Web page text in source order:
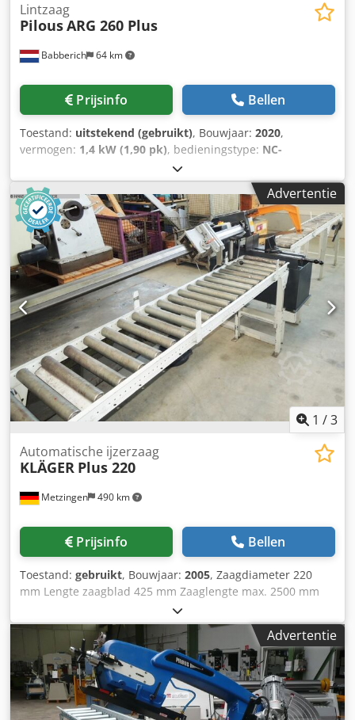
Babberich 64 km
Lintzaag
PilousARG 260 Plus
Prijsinfo Bellen
Toestand: uitstekend (gebruikt), Bouwjaar: 2020,
vermogen: 1,4 kW (1,90 pk), bedieningstype: NC-
2.000 mm
mm, totale breedte:1.800 mm, Bandzaagmachine PILOUS
- ARG 260 Plus Dkodpfxjzc Il Ej Abyjr Bandsaw mitre cutting
left & right Ø 260
Advertentie
1 /3
Metzingen 490 km
Automatische ijzerzaag
KLÄGER Plus 220
Prijsinfo Bellen
Toestand: gebruikt, Bouwjaar: 2005, Zaagdiameter 220
mm Lengte zaagblad 425 mm Zaaglengte max. 2500 mm
Totaal benodigd vermogen 0,95 kW Machinegewicht ca.
219 kg Benodigde ruimte ca. m KLAEGER automatische
metaalzaag type PLUS 220, bouwjaar 2005 Dkedpfot Hxayox
Abyer Snijbereik ca. 300 mm met uitgebreide
materiaallengteaanslag 2.500 mm en rollenbanen voor en
achter Lengte zaagblad 425 mm, hydr. voeding 16-32
m/min, bankschroef verstelbaar Koelunit, verhoogd
Advertentie